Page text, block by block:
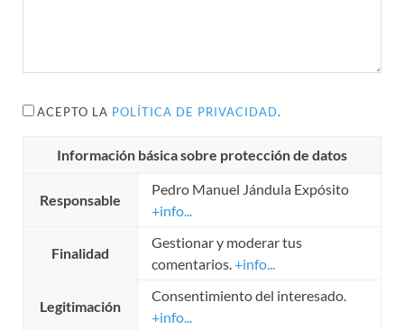
ACEPTO LA POLÍTICA DE PRIVACIDAD.
Información básica sobre protección de datos
Responsable
Pedro Manuel Jándula Expósito
+info...
Finalidad
Gestionar y moderar tus
comentarios.+info...
Legitimación
Consentimiento del interesado.
+info...